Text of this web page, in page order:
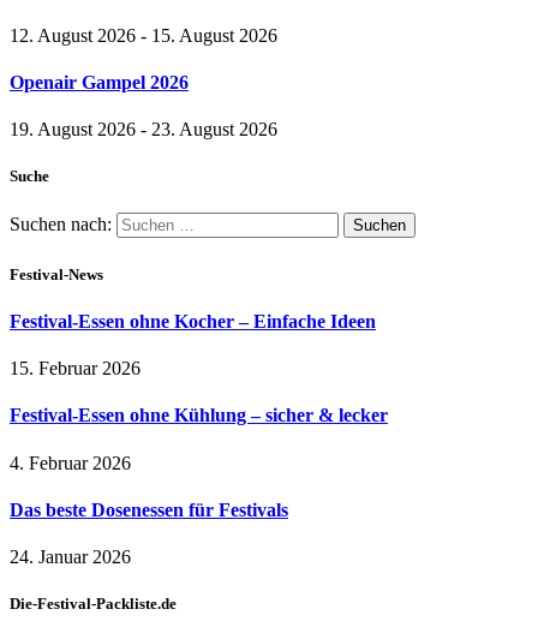
12. August 2026 - 15. August 2026
Openair Gampel 2026
19. August 2026 - 23. August 2026
Suche
Suchen nach:
Festival-News
Festival-Essen ohne Kocher – Einfache Ideen
15. Februar 2026
Festival-Essen ohne Kühlung – sicher & lecker
4. Februar 2026
Das beste Dosenessen für Festivals
24. Januar 2026
Die-Festival-Packliste.de